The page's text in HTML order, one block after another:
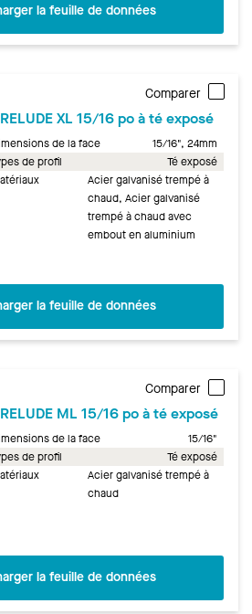
la feuille de données
Comparer
XL 15/16 po à té exposé
de la face
15/16", 24mm
de profil
Té exposé
Acier galvanisé trempé à
chaud, Acier galvanisé
trempé à chaud avec
embout en aluminium
la feuille de données
Comparer
ML 15/16 po à té exposé
de la face
15/16"
de profil
Té exposé
Acier galvanisé trempé à
chaud
la feuille de données